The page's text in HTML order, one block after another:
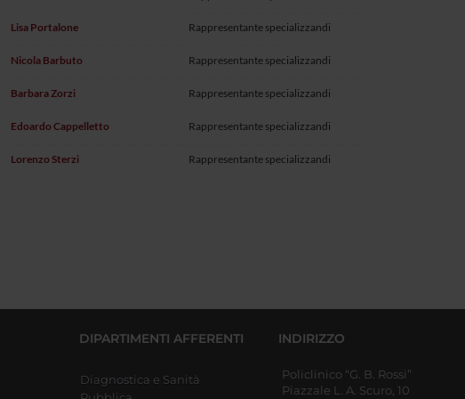
Lisa Portalone Rappresentante specializzandi
Nicola Barbuto Rappresentante specializzandi
Barbara Zorzi Rappresentante specializzandi
Edoardo Cappelletto Rappresentante specializzandi
Lorenzo Sterzi Rappresentante specializzandi
DIPARTIMENTI AFFERENTI
Diagnostica e Sanità
INDIRIZZO
Policlinico “G. B. Rossi”
Piazzale L. A. Scuro, 10